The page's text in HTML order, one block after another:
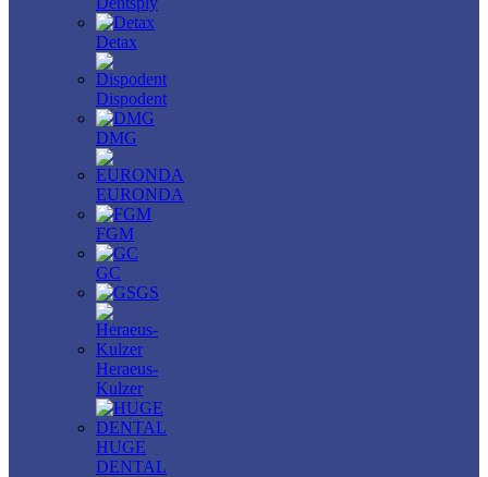
Detax
Dispodent
DMG
EURONDA
FGM
GC
GS
Heraeus-
Kulzer
HUGE
DENTAL